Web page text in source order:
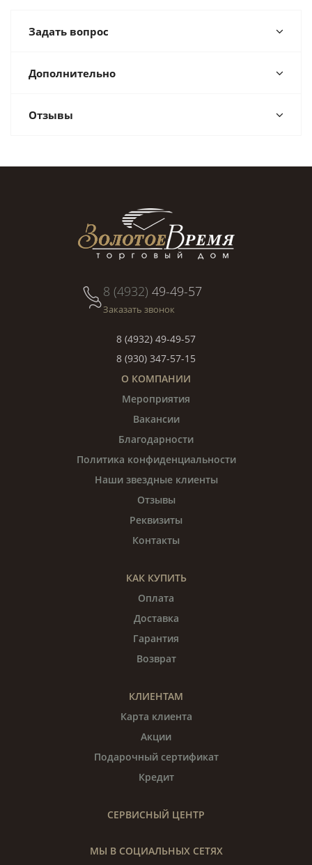
Задать вопрос
Дополнительно
Отзывы
8 (4932) 49-49-57
Заказать звонок
8 (4932) 49-49-57
8 (930) 347-57-15
О КОМПАНИИ
Мероприятия
Вакансии
Благодарности
Политика конфиденциальности
Наши звездные клиенты
Отзывы
Реквизиты
Контакты
КАК КУПИТЬ
Оплата
Доставка
Гарантия
Возврат
КЛИЕНТАМ
Карта клиента
Акции
Подарочный сертификат
Кредит
СЕРВИСНЫЙ ЦЕНТР
МЫ В СОЦИАЛЬНЫХ СЕТЯХ